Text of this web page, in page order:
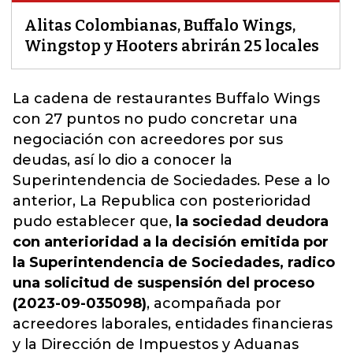
Alitas Colombianas, Buffalo Wings,
Wingstop y Hooters abrirán 25 locales
La cadena de restaurantes Buffalo Wings
con 27 puntos no pudo concretar una
negociación con acreedores por sus
deudas, así lo dio a conocer la
Superintendencia de Sociedades. Pese a lo
anterior, La Republica con posterioridad
pudo establecer que, la sociedad deudora
con anterioridad a la decisión emitida por
la Superintendencia de Sociedades, radico
una solicitud de suspensión del proceso
(2023-09-035098), acompañada por
acreedores laborales, entidades financieras
y la Dirección de Impuestos y Aduanas